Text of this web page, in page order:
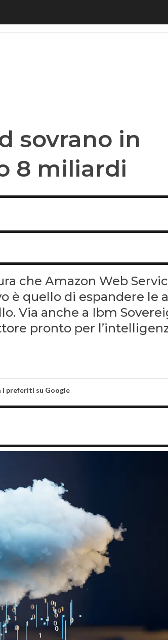
sovrano in
8 miliardi
che Amazon Web
è quello di espandere le
Via anche a Ibm
pronto per
i preferiti su Google